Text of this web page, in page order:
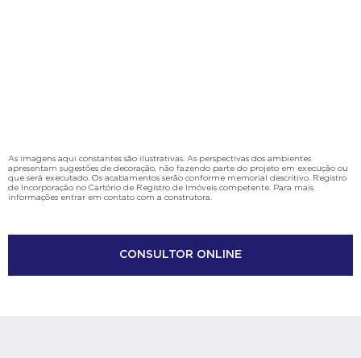
As imagens aqui constantes são ilustrativas. As perspectivas dos ambientes
apresentam sugestões de decoração, não fazendo parte do projeto em execução ou
que será executado. Os acabamentos serão conforme memorial descritivo. Registro
de Incorporação no Cartório de Registro de Imóveis competente. Para mais
informações entrar em contato com a construtora.
CONSULTOR ONLINE